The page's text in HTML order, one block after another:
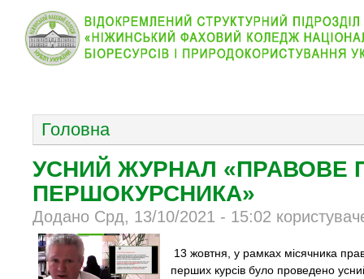
Головна
УСНИЙ ЖУРНАЛ «ПРАВОВЕ
ПЕРШОКУРСНИКА»
Додано Срд, 13/10/2021 - 15:02
13 жовтня, у рамках місячника
перших курсів було проведено